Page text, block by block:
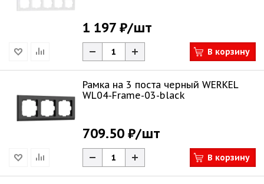
1 197 ₽/шт
В корзину
Рамка на 3 поста черный WERKEL
WL04-Frame-03-black
709.50 ₽/шт
В корзину